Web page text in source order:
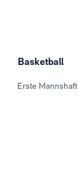
Basketball
Erste Mannshaft